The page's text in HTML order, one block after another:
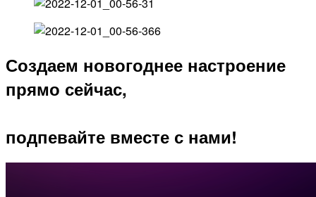
Создаем новогоднее настроение
прямо сейчас,
подпевайте вместе с нами!